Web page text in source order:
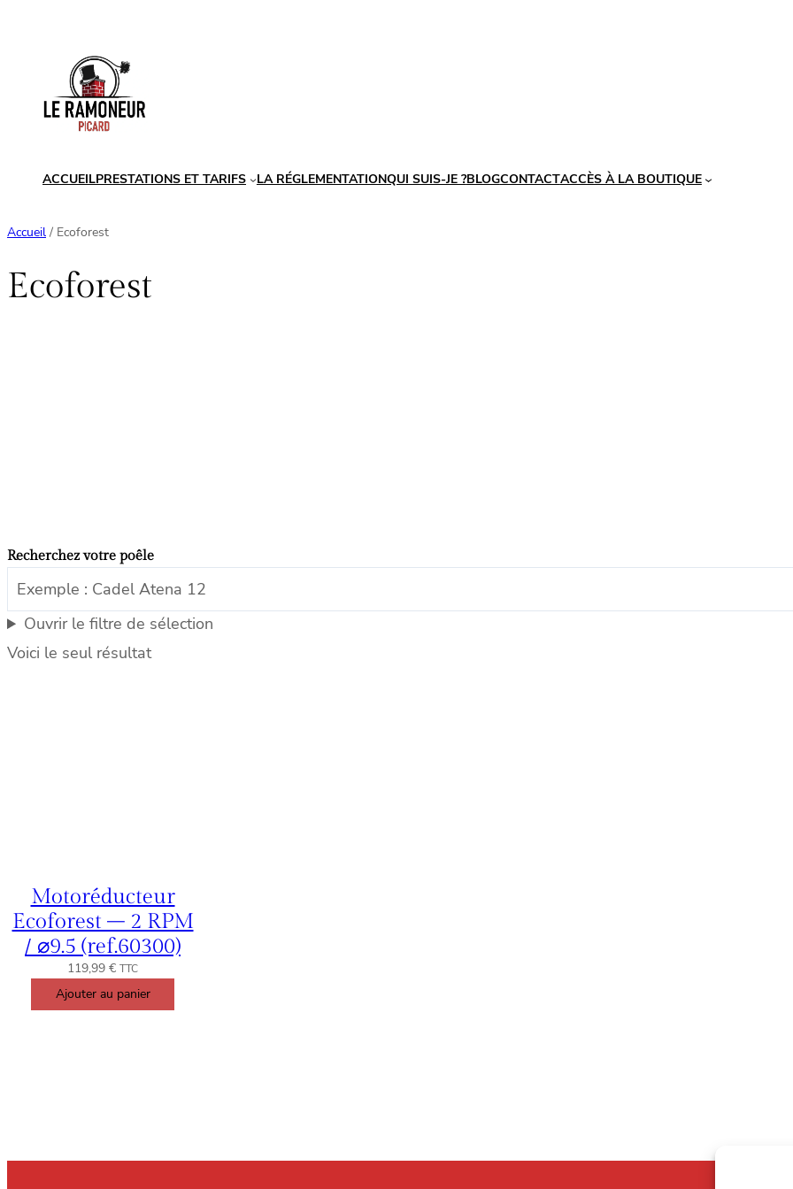
ACCUEILPRESTATIONS ET TARIFS LA RÉGLEMENTATIONQUI SUIS-JE ?BLOGCONTACTACCÈS À LA BOUTIQUE
Accueil / Ecoforest
Ecoforest
Recherchez votre poêle
Ouvrir le filtre de sélection
Voici le seul résultat
Motoréducteur
Ecoforest – 2 RPM
/ ⌀9.5 (ref.60300)
119,99 € TTC
Ajouter au panier